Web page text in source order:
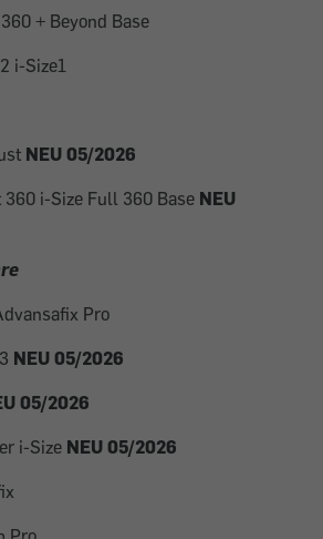
+ Beyond Base
i-Size1
NEU 05/2026
360 i-Size Full 360 Base NEU
Pro
NEU 05/2026
05/2026
i-Size NEU 05/2026